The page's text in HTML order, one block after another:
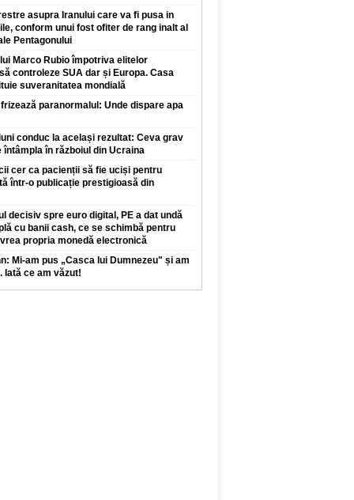
asupra Iranului care va fi pusa in
conform unui fost ofiter de rang inalt al
Pentagonului
Marco Rubio împotriva elitelor
controleze SUA dar și Europa. Casa
suveranitatea mondială
paranormalul: Unde dispare apa
conduc la același rezultat: Ceva grav
întâmpla în războiul din Ucraina
cer ca pacienții să fie uciși pentru
într-o publicație prestigioasă din
decisiv spre euro digital, PE a dat undă
cu banii cash, ce se schimbă pentru
propria monedă electronică
Mi-am pus „Casca lui Dumnezeu" și am
Iată ce am văzut!